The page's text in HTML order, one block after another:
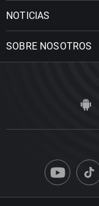
NOTICIAS
SOBRE NOSOTROS